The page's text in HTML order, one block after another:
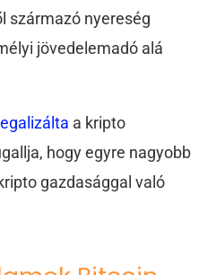
származó nyereség
jövedelemadó alá
a kripto
hogy egyre nagyobb
gazdasággal való